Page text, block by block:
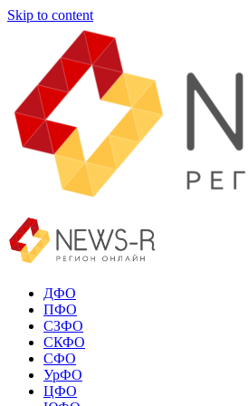
Skip to content
ДФО
ПФО
СЗФО
СКФО
СФО
УрФО
ЦФО